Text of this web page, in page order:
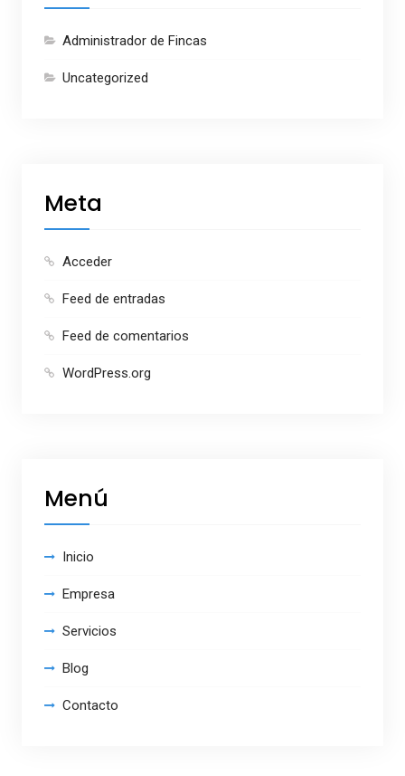
Administrador de Fincas
Uncategorized
Meta
Acceder
Feed de entradas
Feed de comentarios
WordPress.org
Menú
Inicio
Empresa
Servicios
Blog
Contacto